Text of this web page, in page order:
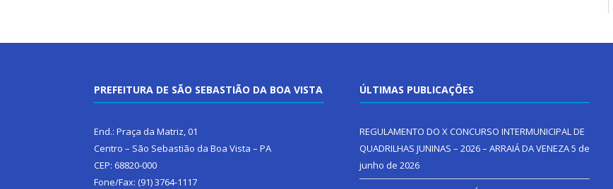
PREFEITURA DE SÃO SEBASTIÃO DA BOA VISTA
End.: Praça da Matriz, 01
Centro – São Sebastião da Boa Vista – PA
CEP: 68820-000
Fone/Fax: (91) 3764-1117
ÚLTIMAS PUBLICAÇÕES
REGULAMENTO DO X CONCURSO INTERMUNICIPAL DE
QUADRILHAS JUNINAS – 2026 – ARRAIÁ DA VENEZA5 de
junho de 2026